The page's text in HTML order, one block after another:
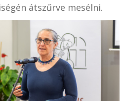
átszűrve mesélni.